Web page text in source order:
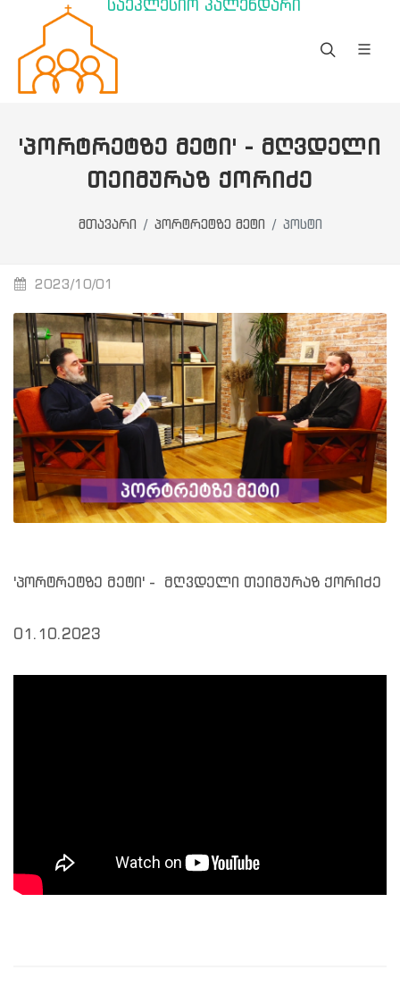
საეკლესიო კალენდარი
'ᲞᲝᲠᲢᲠᲔᲢᲖᲔ ᲛᲔᲢᲘ' - ᲛᲦᲕᲓᲔᲚᲘ
ᲗᲔᲘᲛᲣᲠᲐᲖ ᲥᲝᲠᲘᲫᲔ
მთავარი პორტრეტზე მეტი პოსტი
2023/10/01
'პორტრეტზე მეტი' - მღვდელი თეიმურაზ ქორიძე
01.10.2023